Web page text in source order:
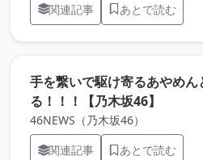
関連記事
あとで読む
手を繋いで駆け寄るあやめ
る！！！【乃木坂46】
46NEWS（乃木坂46）
関連記事
あとで読む